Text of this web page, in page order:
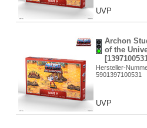
UVP
Archon
of the
Hersteller-
5901397100531
UVP